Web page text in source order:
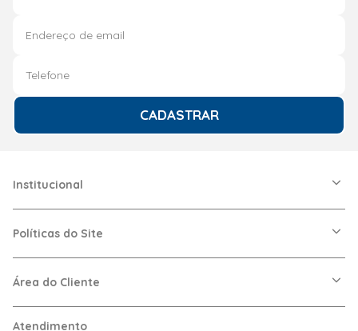
CADASTRAR
Institucional
Nossas Lojas
Dúvidas Frequentes
Políticas do Site
Política de Privacidade
Área do Cliente
Atendimento